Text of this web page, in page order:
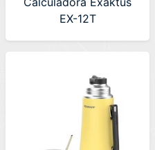
EX-12T